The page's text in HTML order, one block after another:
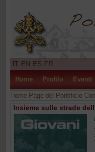
IT EN ES FR
Home Profilo Eventi
Home Page del Pontificio
Insieme sulle strade